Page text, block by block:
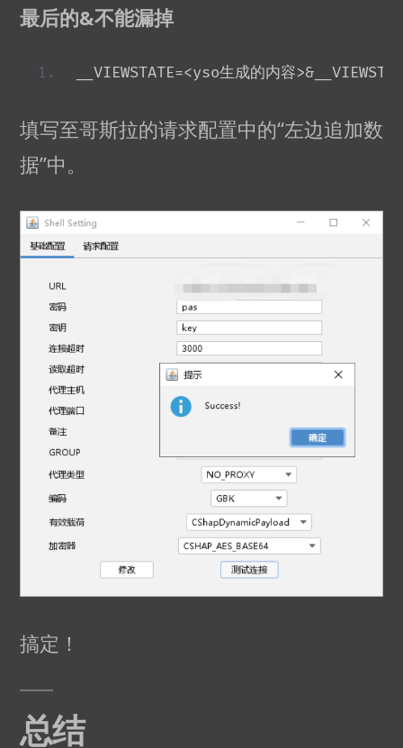
最后的&不能漏掉
__VIEWSTATE=<yso生成的内容
填写至哥斯拉的请求配置中的“左边追加数
据”中。
搞定！
总结